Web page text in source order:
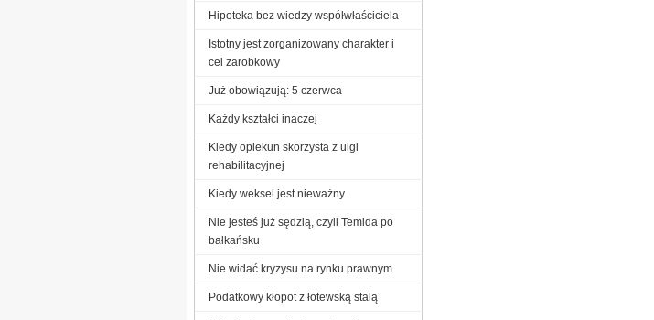
Hipoteka bez wiedzy współwłaściciela
Istotny jest zorganizowany charakter i
cel zarobkowy
Już obowiązują: 5 czerwca
Każdy kształci inaczej
Kiedy opiekun skorzysta z ulgi
rehabilitacyjnej
Kiedy weksel jest nieważny
Nie jesteś już sędzią, czyli Temida po
bałkańsku
Nie widać kryzysu na rynku prawnym
Podatkowy kłopot z łotewską stalą